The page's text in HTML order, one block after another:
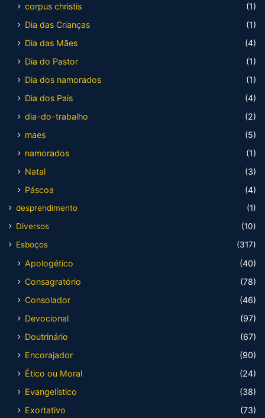
corpus christis
(1)
Dia das Crianças
(1)
Dia das Mães
(4)
Dia do Pastor
(1)
Dia dos namorados
(1)
Dia dos Pais
(4)
dia-do-trabalho
(2)
maes
(5)
namorados
(1)
Natal
(3)
Páscoa
(4)
desprendimento
(1)
Diversos
(10)
Esboços
(317)
Apologético
(40)
Consagratório
(78)
Consolador
(46)
Devocional
(97)
Doutrinário
(67)
Encorajador
(90)
Ético ou Moral
(24)
Evangelístico
(38)
Exortativo
(73)